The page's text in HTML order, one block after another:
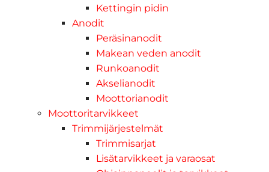
Kettingin pidin
Anodit
Peräsinanodit
Makean veden anodit
Runkoanodit
Akselianodit
Moottorianodit
Moottoritarvikkeet
Trimmijärjestelmät
Trimmisarjat
Lisätarvikkeet ja varaosat